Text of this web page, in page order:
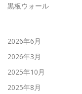
黒板ウォール
2026年6月
2026年3月
2025年10月
2025年8月